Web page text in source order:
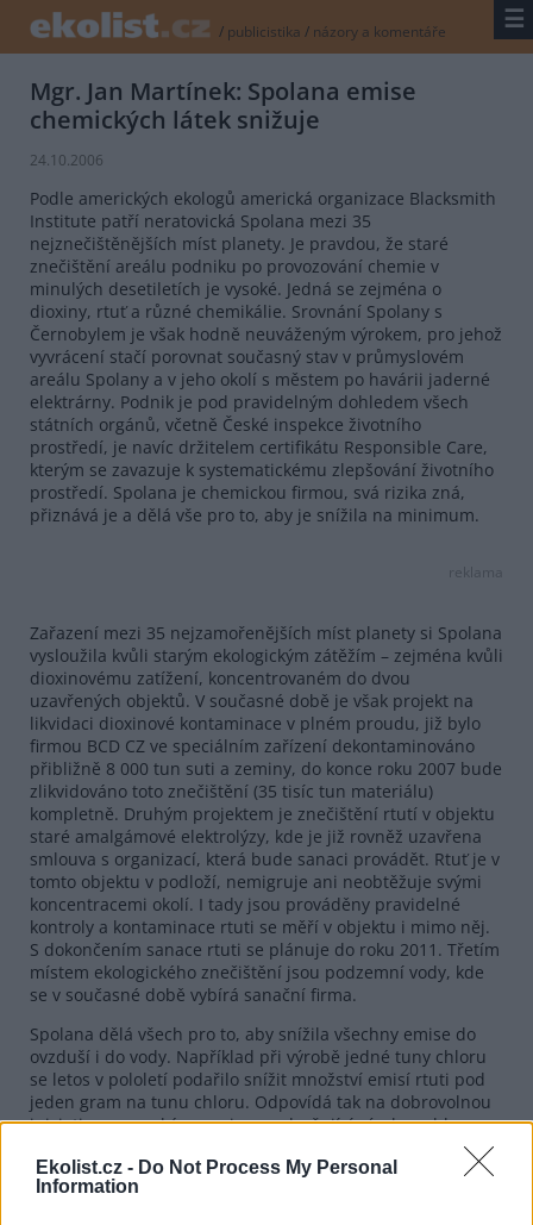
Ekolist.cz - Do Not Process My Personal
Information
/ publicistika / názory a komentáře ☰
Mgr. Jan Martínek: Spolana emise
chemických látek snižuje
24.10.2006
Podle amerických ekologů americká organizace Blacksmith
Institute patří neratovická Spolana mezi 35
nejznečištěnějších míst planety. Je pravdou, že staré
znečištění areálu podniku po provozování chemie v
minulých desetiletích je vysoké. Jedná se zejména o
dioxiny, rtuť a různé chemikálie. Srovnání Spolany s
Černobylem je však hodně neuváženým výrokem, pro jehož
vyvrácení stačí porovnat současný stav v průmyslovém
areálu Spolany a v jeho okolí s městem po havárii jaderné
elektrárny. Podnik je pod pravidelným dohledem všech
státních orgánů, včetně České inspekce životního
prostředí, je navíc držitelem certifikátu Responsible Care,
kterým se zavazuje k systematickému zlepšování životního
prostředí. Spolana je chemickou firmou, svá rizika zná,
přiznává je a dělá vše pro to, aby je snížila na minimum.
reklama
Zařazení mezi 35 nejzamořenějších míst planety si Spolana
vysloužila kvůli starým ekologickým zátěžím – zejména kvůli
dioxinovému zatížení, koncentrovaném do dvou
uzavřených objektů. V současné době je však projekt na
likvidaci dioxinové kontaminace v plném proudu, již bylo
firmou BCD CZ ve speciálním zařízení dekontaminováno
přibližně 8 000 tun suti a zeminy, do konce roku 2007 bude
zlikvidováno toto znečištění (35 tisíc tun materiálu)
kompletně. Druhým projektem je znečištění rtutí v objektu
staré amalgámové elektrolýzy, kde je již rovněž uzavřena
smlouva s organizací, která bude sanaci provádět. Rtuť je v
tomto objektu v podloží, nemigruje ani neobtěžuje svými
koncentracemi okolí. I tady jsou prováděny pravidelné
kontroly a kontaminace rtuti se měří v objektu i mimo něj.
S dokončením sanace rtuti se plánuje do roku 2011. Třetím
místem ekologického znečištění jsou podzemní vody, kde
se v současné době vybírá sanační firma.
Spolana dělá všech pro to, aby snížila všechny emise do
ovzduší i do vody. Například při výrobě jedné tuny chloru
se letos v pololetí podařilo snížit množství emisí rtuti pod
jeden gram na tunu chloru. Odpovídá tak na dobrovolnou
iniciativu evropské organizace sdružující výrobce chloru v
evropských elektrolýzách budou do roku 2007 při výrobě
chloru sníženy emise rtuti pod 1 gram. Přestože je Spolana